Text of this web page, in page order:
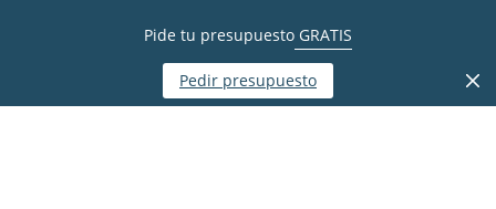
Pide tu presupuesto GRATIS
Pedir presupuesto